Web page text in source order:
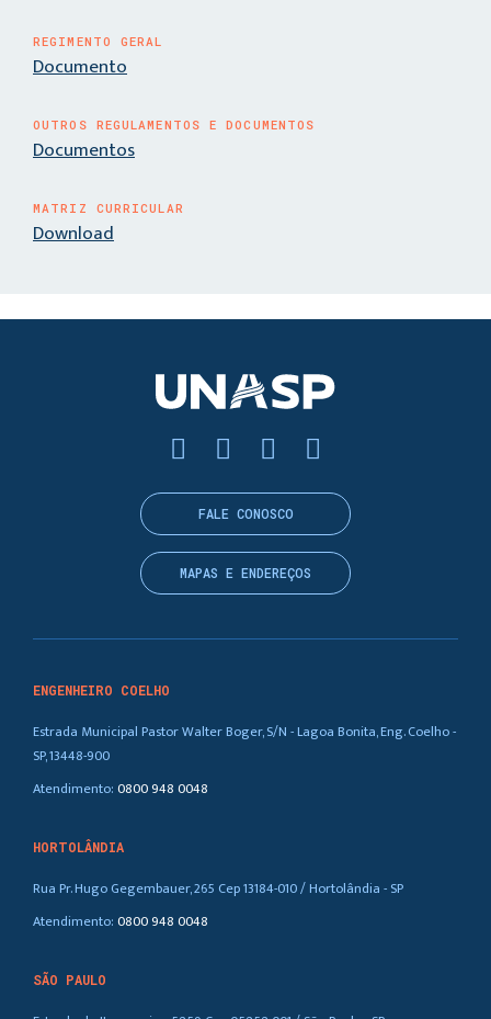
REGIMENTO GERAL
Documento
OUTROS REGULAMENTOS E DOCUMENTOS
Documentos
MATRIZ CURRICULAR
Download
ENGENHEIRO COELHO
Estrada Municipal Pastor Walter Boger, S/N - Lagoa Bonita, Eng. Coelho -
SP, 13448-900
Atendimento:0800 948 0048
HORTOLÂNDIA
Rua Pr. Hugo Gegembauer, 265 Cep 13184-010 / Hortolândia - SP
Atendimento:0800 948 0048
SÃO PAULO
FALE CONOSCO
MAPAS E ENDEREÇOS